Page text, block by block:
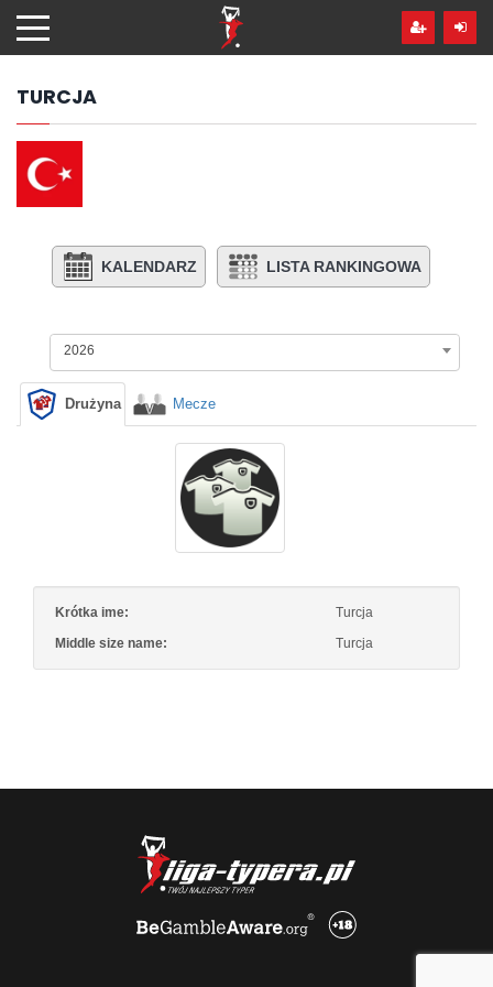
hdo
treści
TURCJA
KALENDARZ LISTA RANKINGOWA
2026
Drużyna Mecze
Krótka ime:
Turcja
Middle size name:
Turcja